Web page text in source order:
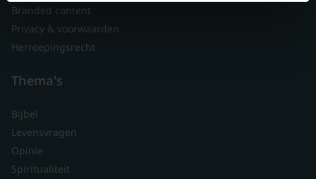
Branded content
Privacy & voorwaarden
Herroepingsrecht
Thema's
Bijbel
Levensvragen
Opinie
Spiritualiteit